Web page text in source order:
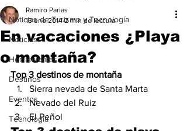
Noticias de Turismo y Tecnología
Noticias
Herramientas
Destinos
Eventos
Tecnología
En vacaciones ¿Playa
o montaña?
Ramiro Parias
13 ene 2014 2 min de lectura
Top 3 destinos de montaña
Sierra nevada de Santa Marta
Nevado del Ruiz
El Peñol